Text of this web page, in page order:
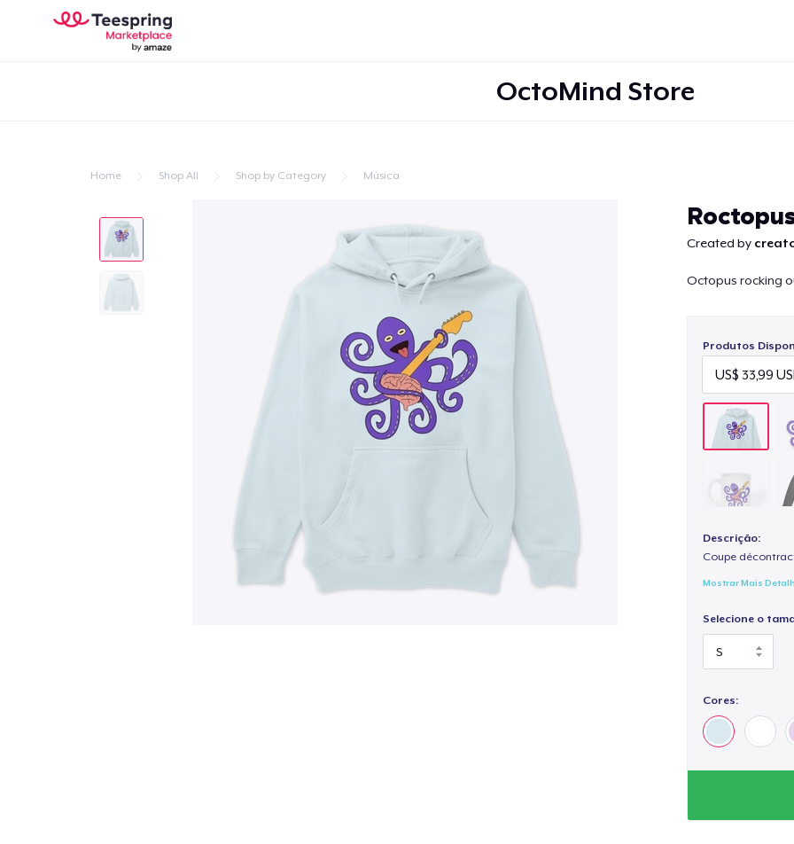
OctoMind Store
Home Shop All Shop by Category Música
Created by
Octopus rocking
Produtos
Descrição:
Coupe
Mostrar Mais
Selecione o
Cores: